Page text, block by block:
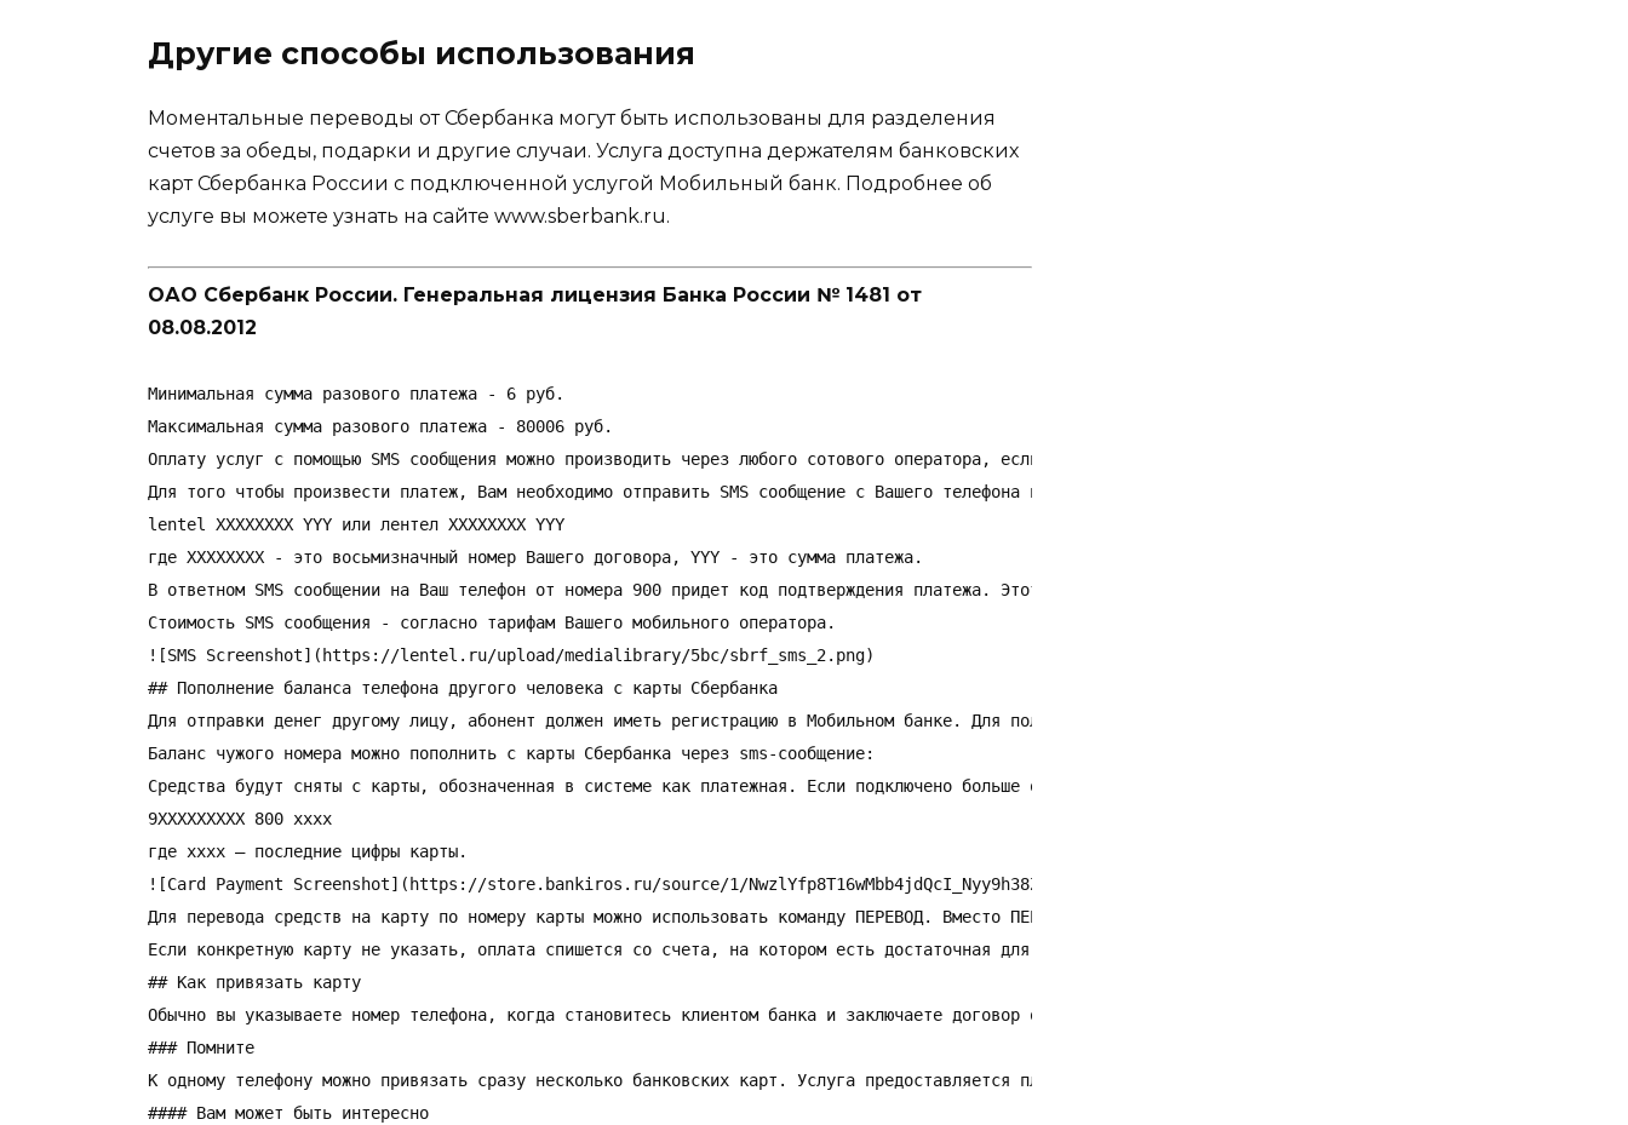
Другие способы использования
Моментальные переводы от Сбербанка могут быть использованы для разделения
счетов за обеды, подарки и другие случаи. Услуга доступна держателям банковских
карт Сбербанка России с подключенной услугой Мобильный банк. Подробнее об
услуге вы можете узнать на сайте www.sberbank.ru.
ОАО Сбербанк России. Генеральная лицензия Банка России № 1481 от
08.08.2012
Минимальная сумма разового платежа - 6 руб.
Максимальная сумма разового платежа - 80006 руб.
Оплату услуг с помощью SMS сообщения можно производить через любого сотового оператора, если Вы являетесь клиентом ПАО Сбербанк и на Вашем номере
Для того чтобы произвести платеж, Вам необходимо отправить SMS сообщение с Вашего телефона на номер 900 в формате:
lentel XXXXXXXX YYY или лентел XXXXXXXX YYY
где ХХХХХХХХ - это восьмизначный номер Вашего договора, YYY - это сумма платежа.
В ответном SMS сообщении на Ваш телефон от номера 900 придет код подтверждения платежа. Этот код необходимо выслать ответным сообщением на номер 900.
Стоимость SMS сообщения - согласно тарифам Вашего мобильного оператора.
![SMS Screenshot](https://lentel.ru/upload/medialibrary/5bc/sbrf_sms_2.png)
## Пополнение баланса телефона другого человека с карты Сбербанка
Для отправки денег другому лицу, абонент должен иметь регистрацию в Мобильном банке. Для получателя это условие не является обязательным, однако в
Баланс чужого номера можно пополнить с карты Сбербанка через sms-сообщение:
Средства будут сняты с карты, обозначенная в системе как платежная. Если подключено больше одной карты, то после суммы можно дописать последние четыре
9ХХXXXXXXX 800 xxxx
где xxxx – последние цифры карты.
![Card Payment Screenshot](https://store.bankiros.ru/source/1/NwzlYfp8T16wMbb4jdQcI_Nyy9h38ZM_.jpg)
Для перевода средств на карту по номеру карты можно использовать команду ПЕРЕВОД. Вместо ПЕРЕВОД можно указать любое из следующих слов, допускается
Если конкретную карту не указать, оплата спишется со счета, на котором есть достаточная для совершения операции денежная сумма.
## Как привязать карту
Обычно вы указываете номер телефона, когда становитесь клиентом банка и заключаете договор обслуживания. Если по каким-то причинам это не было сделано,
### Помните
К одному телефону можно привязать сразу несколько банковских карт. Услуга предоставляется платно.
#### Вам может быть интересно